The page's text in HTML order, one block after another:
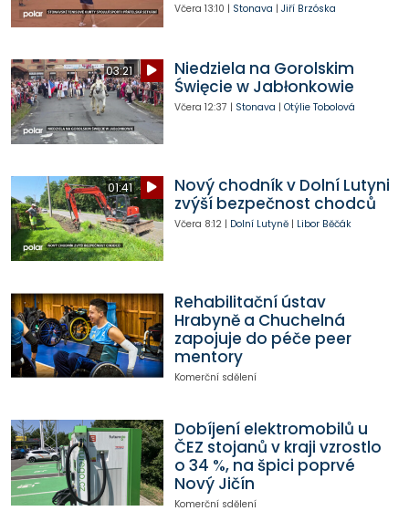
Včera 13:10 | Stonava | Jiří Brzóska
03:21
Niedziela na Gorolskim
Święcie w Jabłonkowie
Včera 12:37 | Stonava | Otýlie Tobolová
01:41
Nový chodník v Dolní Lutyni
zvýší bezpečnost chodců
Včera 8:12| Dolní Lutyně| Libor Běčák
Rehabilitační ústav
Hrabyně a Chuchelná
zapojuje do péče peer
mentory
Komerční sdělení
Dobíjení elektromobilů u
ČEZ stojanů v kraji vzrostlo
o 34 %, na špici poprvé
Nový Jičín
Komerční sdělení